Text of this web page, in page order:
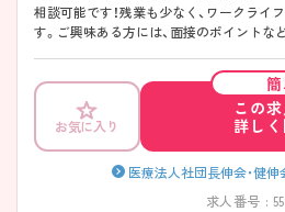
相談可能です！残業も少なく、ワークライ
す。ご興味ある方には、面接のポイントな
お気に入り
簡
この
詳し
医療法人社団長伸会・健
求人番号 :